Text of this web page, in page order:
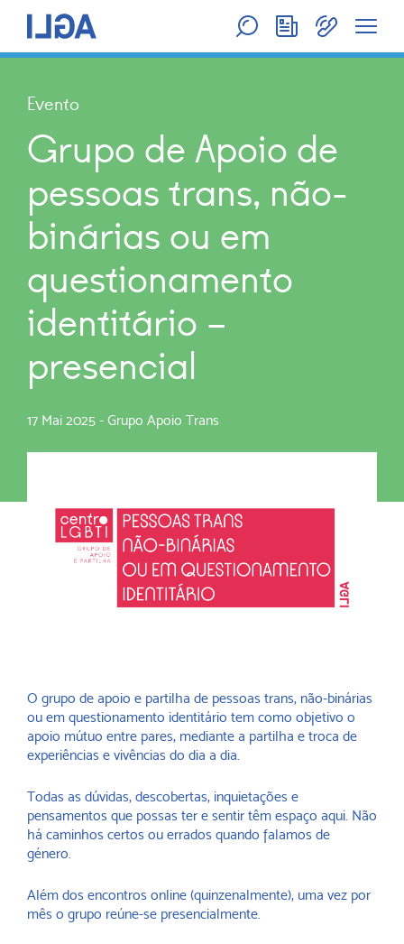
Evento
Grupo de Apoio de
pessoas trans, não-
binárias ou em
questionamento
identitário –
presencial
17 Mai 2025 - Grupo Apoio Trans
O grupo de apoio e partilha de pessoas trans, não-binárias
ou em questionamento identitário tem como objetivo o
apoio mútuo entre pares, mediante a partilha e troca de
experiências e vivências do dia a dia.
Todas as dúvidas, descobertas, inquietações e
pensamentos que possas ter e sentir têm espaço aqui. Não
há caminhos certos ou errados quando falamos de
género.
Além dos encontros online (quinzenalmente), uma vez por
mês o grupo reúne-se presencialmente.